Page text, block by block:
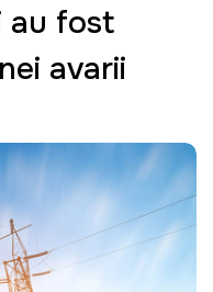
au fost
avarii